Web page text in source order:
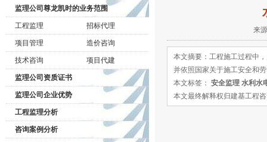
监理公司尊龙凯时的业务范围
工程监理 招标代理
项目管理 造价咨询
技术咨询 项目代建
监理公司资质证书
监理公司企业优势
工程监理分析
咨询案例分析
来
本文摘要：工程施工过程中
并依照国家关于施工安全和
本文标签： 安全监理 水利水
本文最终解释权归建基工程咨